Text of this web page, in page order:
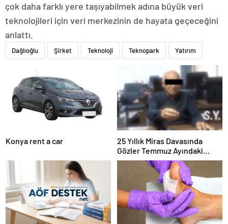
çok daha farklı yere taşıyabilmek adına büyük veri
teknolojileri için veri merkezinin de hayata geçeceğini
anlattı.
Dağlıoğlu Şirket Teknoloji Teknopark Yatırım
Konya rent a car
25 Yıllık Miras Davasında
Gözler Temmuz Ayındaki
Karar Duruşmasına Çevrildi